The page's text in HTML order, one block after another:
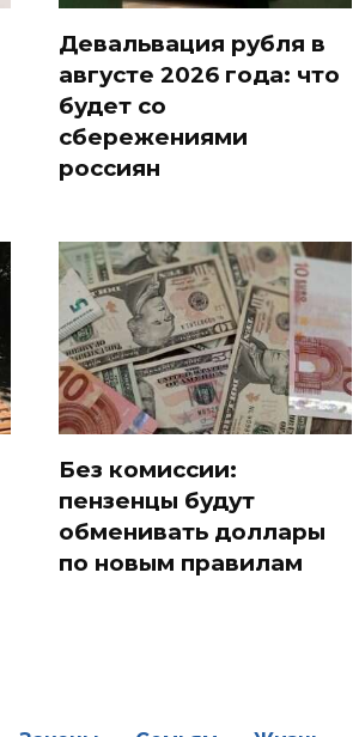
Девальвация рубля в
августе 2026 года: что
будет со
сбережениями
россиян
Без комиссии:
пензенцы будут
обменивать доллары
по новым правилам